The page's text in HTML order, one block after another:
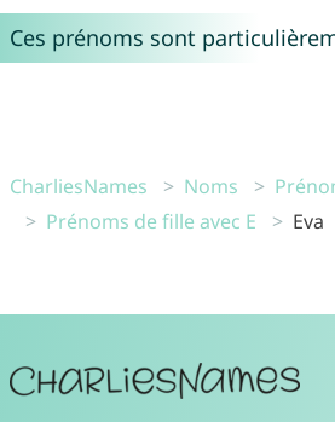
Ces prénoms sont
CharliesNames Noms
Prénoms de fille avec E
Eva